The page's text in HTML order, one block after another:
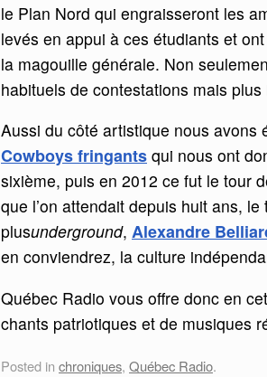
le Plan Nord qui engraisseront les
levés en appui à ces étudiants et
la magouille générale. Non
habituels de contestations mais
Aussi du côté artistique nous avons
Cowboys fringants qui nous ont
sixième, puis en 2012 ce fut le tour
que l’on attendait depuis huit ans, le
plusunderground, Alexandre
en conviendrez, la culture
Québec Radio vous offre donc en
chants patriotiques et de musiques
Posted in chroniques, Québec Radio.